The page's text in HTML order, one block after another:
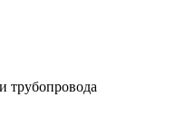
трубопровода